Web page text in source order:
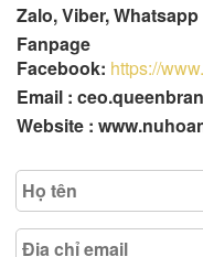
Zalo, Viber, Whatsapp
Fanpage
Facebook: https://
Email :
Website :